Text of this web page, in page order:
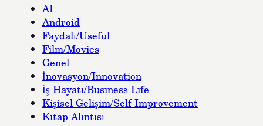
AI
Android
Faydalı/Useful
Film/Movies
Genel
İnovasyon/Innovation
İş Hayatı/Business Life
Kişisel Gelişim/Self Improvement
Kitap Alıntısı